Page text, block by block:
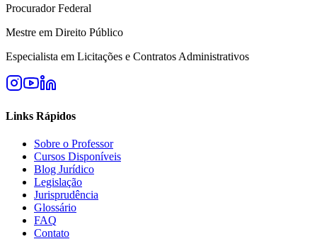
Procurador Federal
Mestre em Direito Público
Especialista em Licitações e Contratos Administrativos
Links Rápidos
Sobre o Professor
Cursos Disponíveis
Blog Jurídico
Legislação
Jurisprudência
Glossário
FAQ
Contato